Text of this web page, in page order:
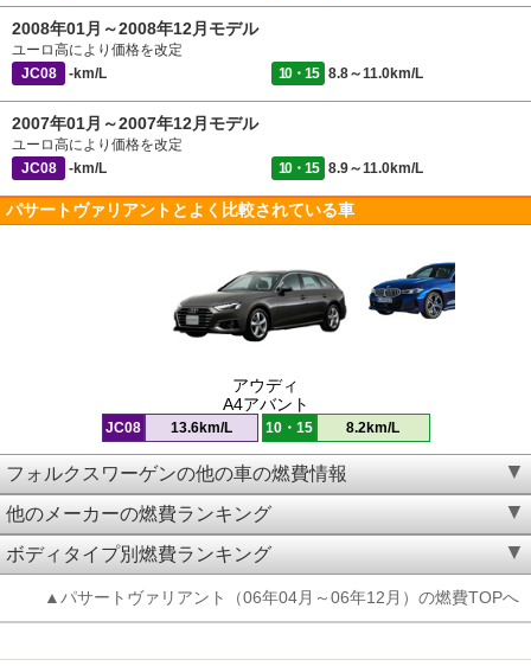
2008年01月～2008年12月モデル
ユーロ高により価格を改定
JC08
-km/L 10・15 8.8～11.0km/L
2007年01月～2007年12月モデル
ユーロ高により価格を改定
JC08
-km/L 10・15 8.9～11.0km/L
パサートヴァリアントとよく比較されている車
アウディ
A4アバント
JC08 13.6km/L 10・15 8.2km/L
フォルクスワーゲンの他の車の燃費情報
他のメーカーの燃費ランキング
ボディタイプ別燃費ランキング
▲パサートヴァリアント（06年04月～06年12月）の燃費TOPへ